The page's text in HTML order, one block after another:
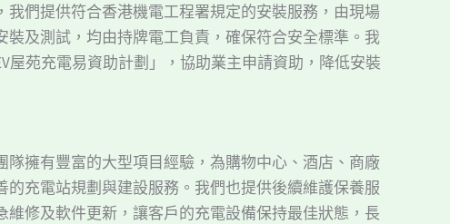
我們提供符合香港機電工程署規定的安裝服務，由現場
裝及測試，均由持牌電工負責，確保符合安全標準。我
屋苑充電易資助計劃」，協助業主申請資助，降低安裝
隊擁有豐富的大型項目經驗，為購物中心、酒店、商廠
的充電站規劃與建設服務。我們也提供後續維護保養服
維修及軟件更新，讓客戶的充電設備保持最佳狀態，長